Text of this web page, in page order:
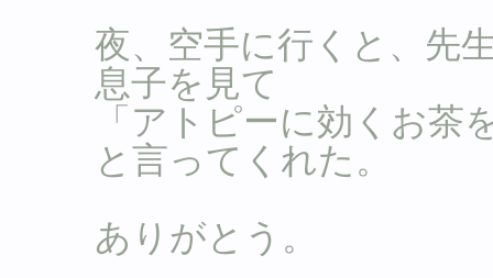
夜、空手に行くと、先
息子を見て
「アトピーに効くお茶
と言ってくれた。
ありがとう。